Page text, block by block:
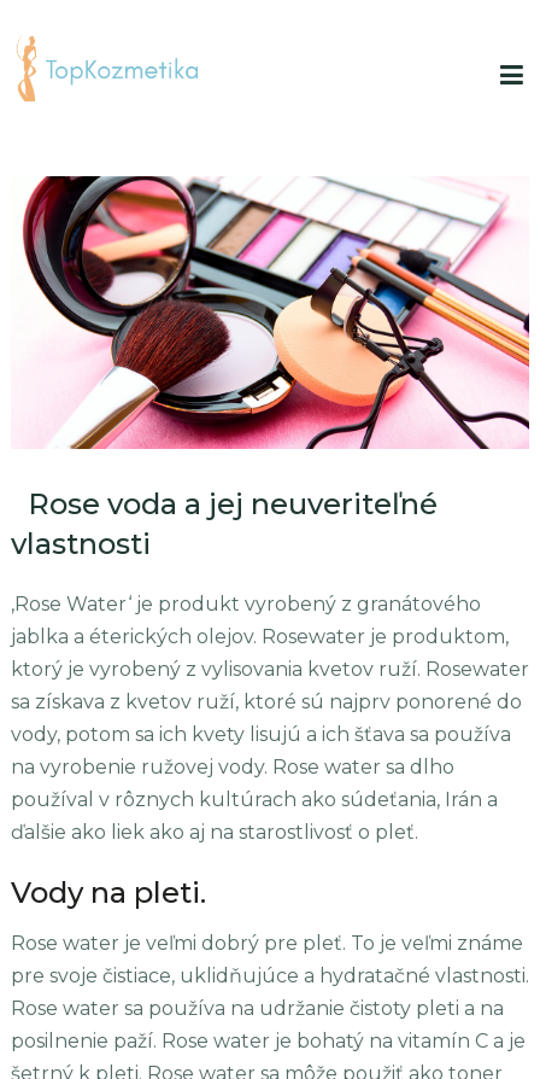
Rose voda a jej neuveriteľné
vlastnosti
‚Rose Water‘ je produkt vyrobený z granátového
jablka a éterických olejov. Rosewater je produktom,
ktorý je vyrobený z vylisovania kvetov ruží. Rosewater
sa získava z kvetov ruží, ktoré sú najprv ponorené do
vody, potom sa ich kvety lisujú a ich šťava sa používa
na vyrobenie ružovej vody. Rose water sa dlho
používal v rôznych kultúrach ako súdeťania, Irán a
ďalšie ako liek ako aj na starostlivosť o pleť.
Vody na pleti.
Rose water je veľmi dobrý pre pleť. To je veľmi známe
pre svoje čistiace, uklidňujúce a hydratačné vlastnosti.
Rose water sa používa na udržanie čistoty pleti a na
posilnenie paží. Rose water je bohatý na vitamín C a je
šetrný k pleti. Rose water sa môže použiť ako toner